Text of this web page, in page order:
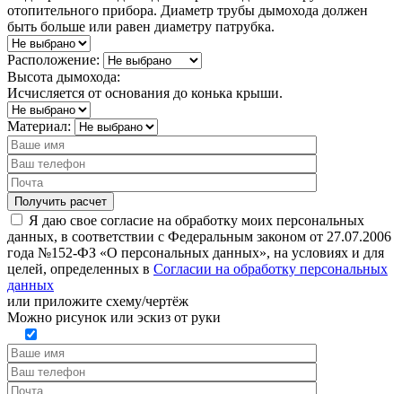
отопительного прибора. Диаметр трубы дымохода должен
быть больше или равен диаметру патрубка.
Расположение:
Высота дымохода:
Исчисляется от основания до конька крыши.
Материал:
Я даю свое согласие на обработку моих персональных
данных, в соответствии с Федеральным законом от 27.07.2006
года №152-ФЗ «О персональных данных», на условиях и для
целей, определенных в Согласии на обработку персональных
данных
или приложите схему/чертёж
Можно рисунок или эскиз от руки